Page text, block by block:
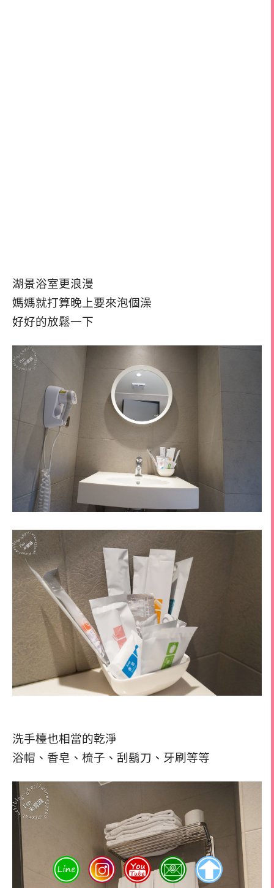
湖景浴室更浪漫
媽媽就打算晚上要來泡個澡
好好的放鬆一下
洗手檯也相當的乾淨
浴帽、香皂、梳子、刮鬍刀、牙刷等等